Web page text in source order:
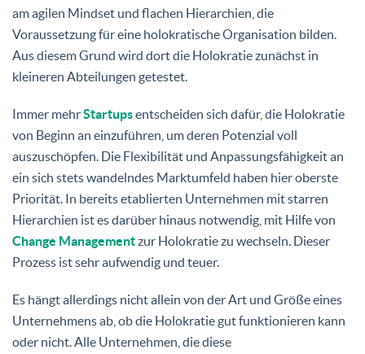
am agilen Mindset und flachen Hierarchien, die
Voraussetzung für eine holokratische Organisation bilden.
Aus diesem Grund wird dort die Holokratie zunächst in
kleineren Abteilungen getestet.
Immer mehrStartupsentscheiden sich dafür, die Holokratie
von Beginn an einzuführen, um deren Potenzial voll
auszuschöpfen. Die Flexibilität und Anpassungsfähigkeit an
ein sich stets wandelndes Marktumfeld haben hier oberste
Priorität. In bereits etablierten Unternehmen mit starren
Hierarchien ist es darüber hinaus notwendig, mit Hilfe von
Change Managementzur Holokratie zu wechseln. Dieser
Prozess ist sehr aufwendig und teuer.
Es hängt allerdings nicht allein von der Art und Größe eines
Unternehmens ab, ob die Holokratie gut funktionieren kann
oder nicht. Alle Unternehmen, die diese